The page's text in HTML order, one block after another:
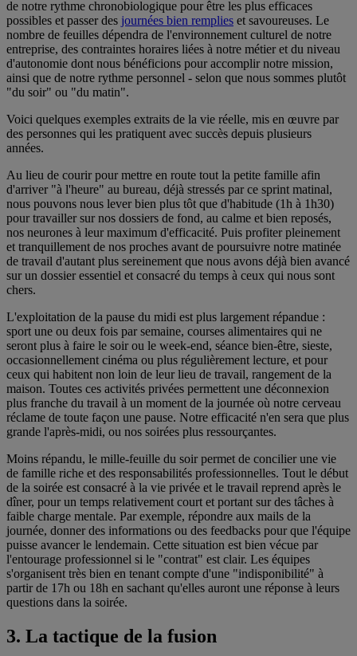
de notre rythme chronobiologique pour être les plus efficaces
possibles et passer des journées bien remplies et savoureuses. Le
nombre de feuilles dépendra de l'environnement culturel de notre
entreprise, des contraintes horaires liées à notre métier et du niveau
d'autonomie dont nous bénéficions pour accomplir notre mission,
ainsi que de notre rythme personnel - selon que nous sommes plutôt
"du soir" ou "du matin".
Voici quelques exemples extraits de la vie réelle, mis en œuvre par
des personnes qui les pratiquent avec succès depuis plusieurs
années.
Au lieu de courir pour mettre en route tout la petite famille afin
d'arriver "à l'heure" au bureau, déjà stressés par ce sprint matinal,
nous pouvons nous lever bien plus tôt que d'habitude (1h à 1h30)
pour travailler sur nos dossiers de fond, au calme et bien reposés,
nos neurones à leur maximum d'efficacité. Puis profiter pleinement
et tranquillement de nos proches avant de poursuivre notre matinée
de travail d'autant plus sereinement que nous avons déjà bien avancé
sur un dossier essentiel et consacré du temps à ceux qui nous sont
chers.
L'exploitation de la pause du midi est plus largement répandue :
sport une ou deux fois par semaine, courses alimentaires qui ne
seront plus à faire le soir ou le week-end, séance bien-être, sieste,
occasionnellement cinéma ou plus régulièrement lecture, et pour
ceux qui habitent non loin de leur lieu de travail, rangement de la
maison. Toutes ces activités privées permettent une déconnexion
plus franche du travail à un moment de la journée où notre cerveau
réclame de toute façon une pause. Notre efficacité n'en sera que plus
grande l'après-midi, ou nos soirées plus ressourçantes.
Moins répandu, le mille-feuille du soir permet de concilier une vie
de famille riche et des responsabilités professionnelles. Tout le début
de la soirée est consacré à la vie privée et le travail reprend après le
dîner, pour un temps relativement court et portant sur des tâches à
faible charge mentale. Par exemple, répondre aux mails de la
journée, donner des informations ou des feedbacks pour que l'équipe
puisse avancer le lendemain. Cette situation est bien vécue par
l'entourage professionnel si le "contrat" est clair. Les équipes
s'organisent très bien en tenant compte d'une "indisponibilité" à
partir de 17h ou 18h en sachant qu'elles auront une réponse à leurs
questions dans la soirée.
3. La tactique de la fusion